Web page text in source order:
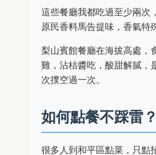
這些餐廳我都吃過至少兩次
原民香料馬告提味，香氣特
梨山賓館餐廳在海拔高處，
雞，沾桔醬吃，酸甜解膩，
次撲空過一次。
如何點餐不踩雷
很多人到和平區點菜，只點